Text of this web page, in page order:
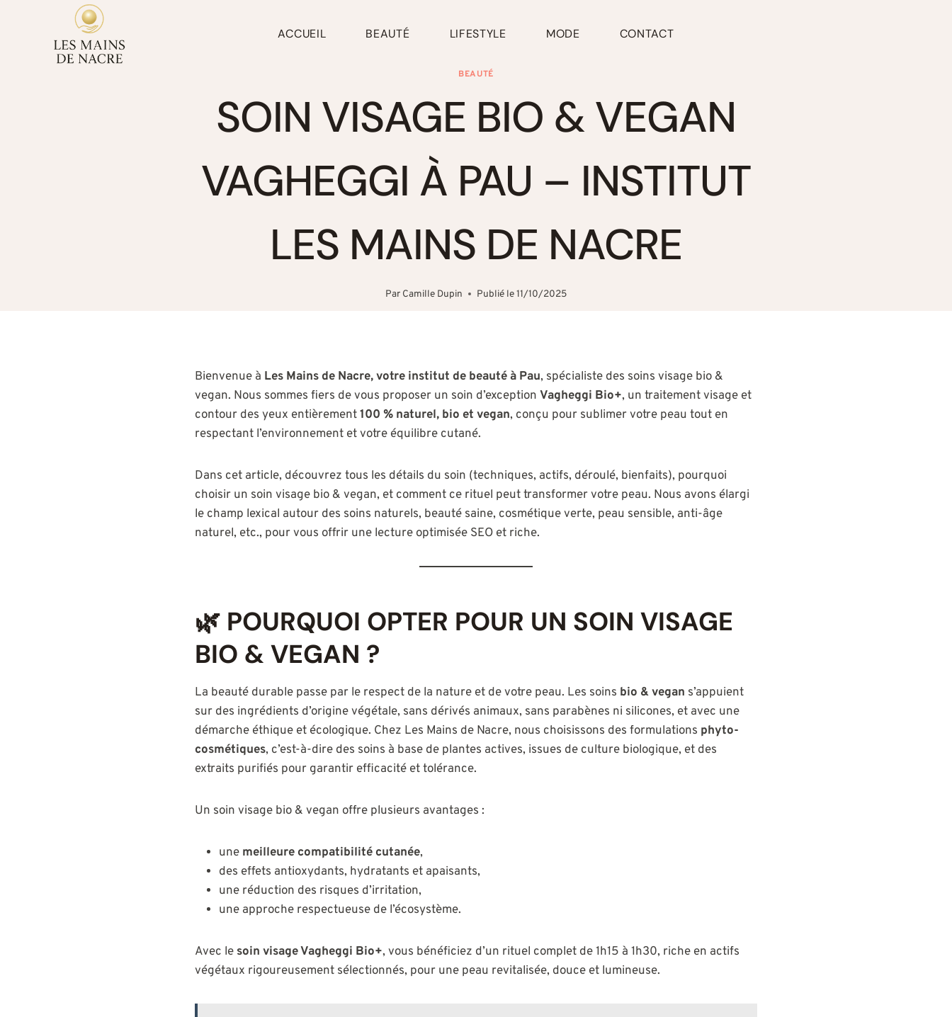
ACCUEIL BEAUTÉ LIFESTYLE MODE CONTACT
BEAUTÉ
SOIN VISAGE BIO & VEGAN
VAGHEGGI À PAU – INSTITUT
LES MAINS DE NACRE
Par Camille Dupin Publié le11/10/2025
Bienvenue à Les Mains de Nacre, votre institut de beauté à Pau, spécialiste des soins visage bio &
vegan. Nous sommes fiers de vous proposer un soin d’exception Vagheggi Bio+, un traitement visage et
contour des yeux entièrement100 % naturel, bio et vegan, conçu pour sublimer votre peau tout en
respectant l’environnement et votre équilibre cutané.
Dans cet article, découvrez tous les détails du soin (techniques, actifs, déroulé, bienfaits), pourquoi
choisir un soin visage bio & vegan, et comment ce rituel peut transformer votre peau. Nous avons élargi
le champ lexical autour des soins naturels, beauté saine, cosmétique verte, peau sensible, anti-âge
naturel, etc., pour vous offrir une lecture optimisée SEO et riche.
🌿 POURQUOI OPTER POUR UN SOIN VISAGE
BIO & VEGAN ?
La beauté durable passe par le respect de la nature et de votre peau. Les soins bio & vegan s’appuient
sur des ingrédients d’origine végétale, sans dérivés animaux, sans parabènes ni silicones, et avec une
démarche éthique et écologique. Chez Les Mains de Nacre, nous choisissons des formulations phyto-
cosmétiques, c’est-à-dire des soins à base de plantes actives, issues de culture biologique, et des
extraits purifiés pour garantir efficacité et tolérance.
Un soin visage bio & vegan offre plusieurs avantages :
une meilleure compatibilité cutanée,
des effets antioxydants, hydratants et apaisants,
une réduction des risques d’irritation,
une approche respectueuse de l’écosystème.
Avec le soin visage Vagheggi Bio+, vous bénéficiez d’un rituel complet de 1h15 à 1h30, riche en actifs
végétaux rigoureusement sélectionnés, pour une peau revitalisée, douce et lumineuse.